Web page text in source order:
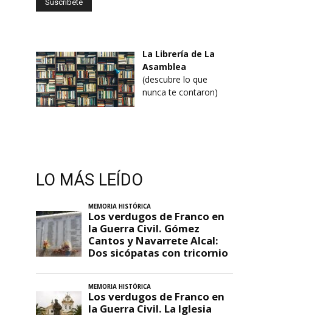
La Librería de La
Asamblea
(descubre lo que
nunca te contaron)
LO MÁS LEÍDO